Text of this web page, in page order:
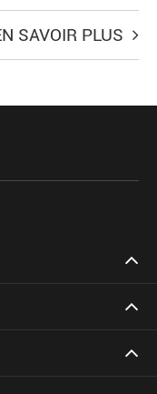
SAVOIR PLUS